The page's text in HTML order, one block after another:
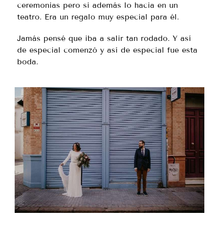
ceremonias pero si además lo hacia en un
teatro. Era un regalo muy especial para él.
Jamás pensé que iba a salir tan rodado. Y así
de especial comenzó y así de especial fue esta
boda.